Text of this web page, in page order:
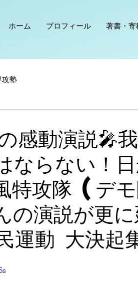
ホーム プロフィール 著書・寄
攻塾
動演説🎤我
ならない！
特攻隊 (デ
の演説が更
運動 大決起